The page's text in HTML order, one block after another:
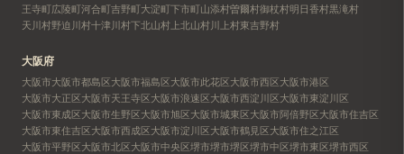
王寺町広陵町河合町吉野町大淀町下市町山添村曽爾村御杖村明日香村黒滝村
天川村野迫川村十津川村下北山村 上北山村川上村東吉野村
大阪府
大阪市大阪市都島区大阪市福島区大阪市此花区大阪市西区大阪市港区
大阪市大正区大阪市天王寺区大阪市浪速区大阪市西淀川区大阪市東淀川区
大阪市東成区大阪市生野区大阪市旭区大阪市城東区大阪市阿倍野区大阪市住吉区
大阪市東住吉区大阪市西成区大阪市淀川区大阪市鶴見区大阪市住之江区
大阪市平野区大阪市北区大阪市中央区堺市堺市堺区堺市中区堺市東区堺市西区